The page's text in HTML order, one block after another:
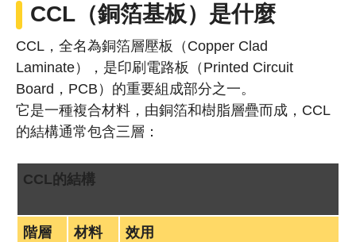
CCL（銅箔基板）是什麼
CCL，全名為銅箔層壓板（Copper Clad
Laminate），是印刷電路板（Printed Circuit
Board，PCB）的重要組成部分之一。
它是一種複合材料，由銅箔和樹脂層疊而成，CCL
的結構通常包含三層：
CCL的結構
階層 材料 效用